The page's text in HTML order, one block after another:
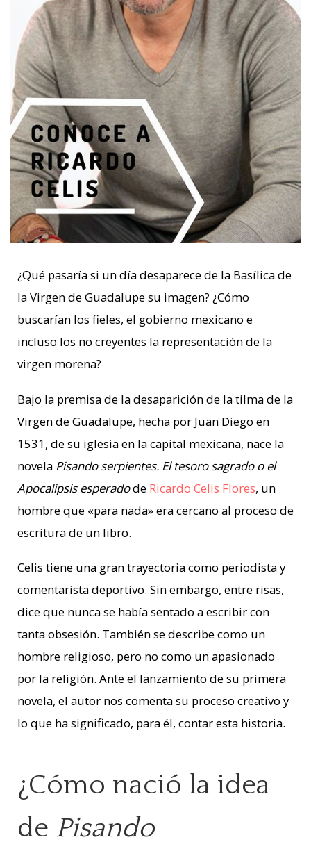
¿Qué pasaría si un día desaparece de la Basílica de
la Virgen de Guadalupe su imagen? ¿Cómo
buscarían los fieles, el gobierno mexicano e
incluso los no creyentes la representación de la
virgen morena?
Bajo la premisa de la desaparición de la tilma de la
Virgen de Guadalupe, hecha por Juan Diego en
1531, de su iglesia en la capital mexicana, nace la
novela Pisando serpientes. El tesoro sagrado o el
Apocalipsis esperadode Ricardo Celis Flores, un
hombre que «para nada» era cercano al proceso de
escritura de un libro.
Celis tiene una gran trayectoria como periodista y
comentarista deportivo. Sin embargo, entre risas,
dice que nunca se había sentado a escribir con
tanta obsesión. También se describe como un
hombre religioso, pero no como un apasionado
por la religión. Ante el lanzamiento de su primera
novela, el autor nos comenta su proceso creativo y
lo que ha significado, para él, contar esta historia.
¿Cómo nació la idea
de Pisando